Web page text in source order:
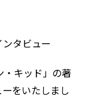
タビュー
・キッド」の著
をいたしまし